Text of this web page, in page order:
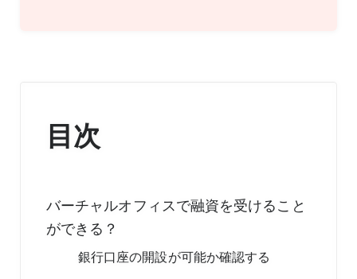
目次
バーチャルオフィスで融資を受けること
ができる？
銀行口座の開設が可能か確認する